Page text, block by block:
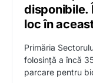
disponibile.
loc în
Primăria
folosință a încă
parcare pentru